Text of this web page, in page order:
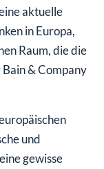
aktuelle
in Europa,
Raum, die die
& Company
und
gewisse